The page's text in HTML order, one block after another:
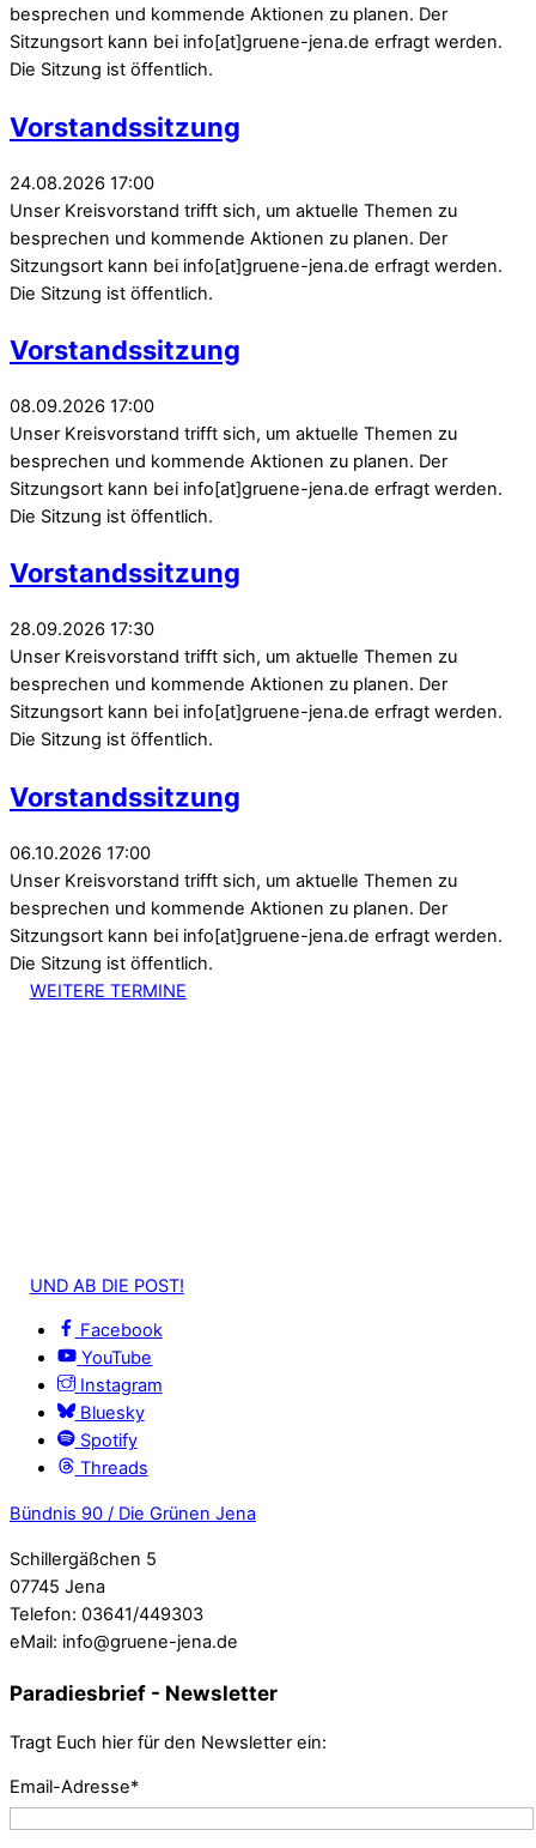
besprechen und kommende Aktionen zu planen. Der
Sitzungsort kann bei info[at]gruene-jena.de erfragt werden.
Die Sitzung ist öffentlich.
Vorstandssitzung
24.08.2026 17:00
Unser Kreisvorstand trifft sich, um aktuelle Themen zu
besprechen und kommende Aktionen zu planen. Der
Sitzungsort kann bei info[at]gruene-jena.de erfragt werden.
Die Sitzung ist öffentlich.
Vorstandssitzung
08.09.2026 17:00
Unser Kreisvorstand trifft sich, um aktuelle Themen zu
besprechen und kommende Aktionen zu planen. Der
Sitzungsort kann bei info[at]gruene-jena.de erfragt werden.
Die Sitzung ist öffentlich.
Vorstandssitzung
28.09.2026 17:30
Unser Kreisvorstand trifft sich, um aktuelle Themen zu
besprechen und kommende Aktionen zu planen. Der
Sitzungsort kann bei info[at]gruene-jena.de erfragt werden.
Die Sitzung ist öffentlich.
Vorstandssitzung
06.10.2026 17:00
Unser Kreisvorstand trifft sich, um aktuelle Themen zu
besprechen und kommende Aktionen zu planen. Der
Sitzungsort kann bei info[at]gruene-jena.de erfragt werden.
Die Sitzung ist öffentlich.
WEITERE TERMINE
UND AB DIE POST!
Facebook
YouTube
Instagram
Bluesky
Spotify
Threads
Bündnis 90 / Die Grünen Jena
Schillergäßchen 5
07745 Jena
Telefon: 03641/449303
eMail: info@gruene-jena.de
Paradiesbrief - Newsletter
Tragt Euch hier für den Newsletter ein:
Email-Adresse*